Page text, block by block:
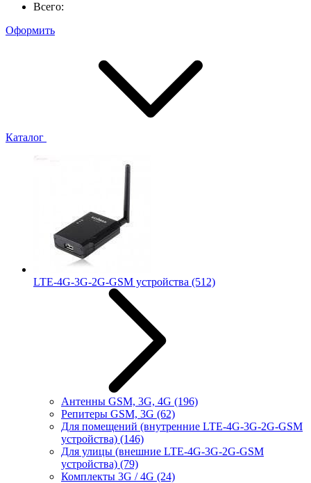
Всего:
Оформить
Каталог
LTE-4G-3G-2G-GSM устройства (512)
Антенны GSM, 3G, 4G (196)
Репитеры GSM, 3G (62)
Для помещений (внутренние LTE-4G-3G-2G-GSM
устройства) (146)
Для улицы (внешние LTE-4G-3G-2G-GSM
устройства) (79)
Комплекты 3G / 4G (24)